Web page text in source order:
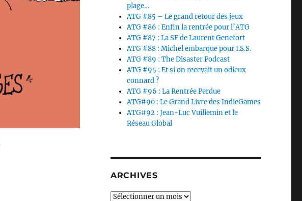
plage…
ATG #85 – Le grand retour des jeux
ATG #86 : Enfin la rentrée pour l’ATG
ATG #87 : La SF de Laurent Genefort
ATG #88 : Michel embarque pour I.S.S.
ATG #89 : The Disaster Podcast
ATG #95 : Et si on recevait un odieux
connard ?
ATG #96 : La Rentrée Perdue
ATG#90 : Le Grand Livre des IndieGames
ATG#92 : Jean-Luc Vuillemin et le
Réseau Global
ARCHIVES
Archives